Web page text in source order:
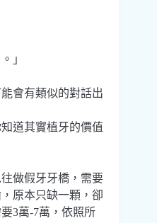
」
會有類似的對話出
道其實植牙的價值
做假牙牙橋，需要
原本只缺一顆，卻
3萬-7萬，依照所